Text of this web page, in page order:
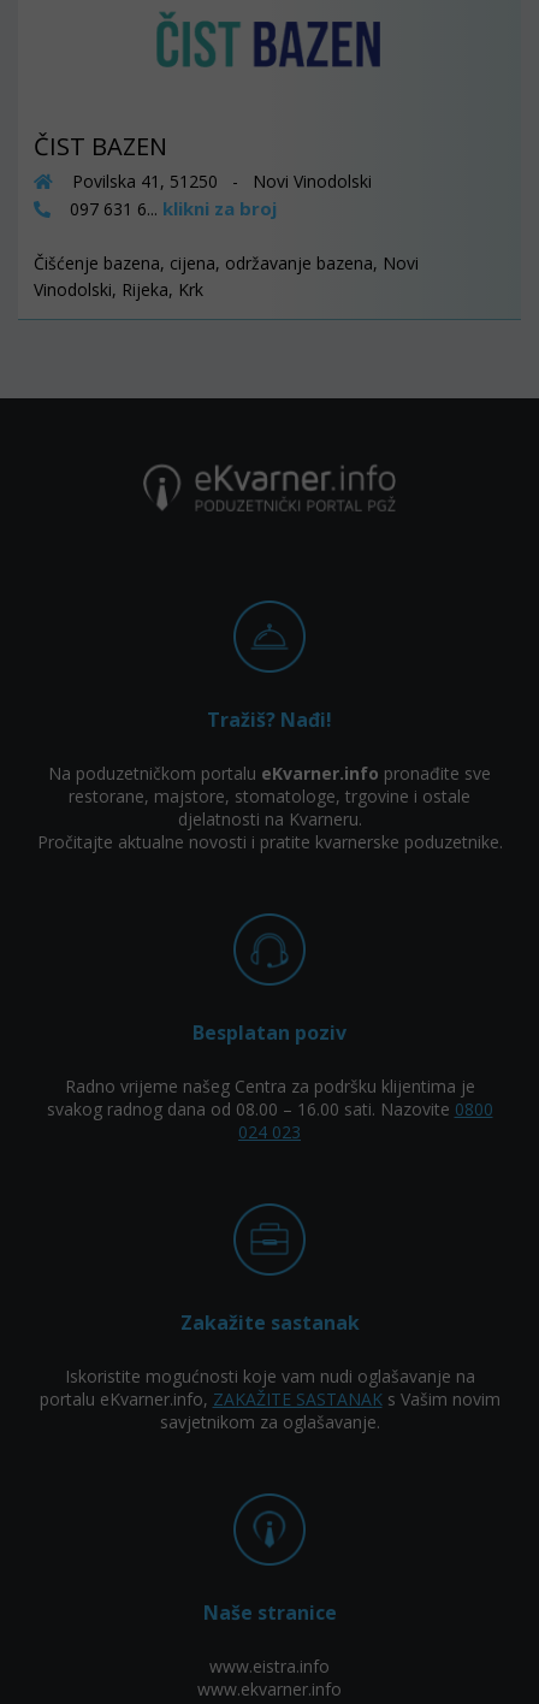
ČIST BAZEN
Povilska 41, 51250 - Novi Vinodolski
097 631 6... klikni za broj
Čišćenje bazena, cijena, održavanje bazena, Novi
Vinodolski, Rijeka, Krk
Tražiš? Nađi!
Na poduzetničkom portalu eKvarner.info pronađite sve
restorane, majstore, stomatologe, trgovine i ostale
djelatnosti na Kvarneru.
Pročitajte aktualne novosti i pratite kvarnerske poduzetnike.
Besplatan poziv
Radno vrijeme našeg Centra za podršku klijentima je
svakog radnog dana od 08.00 – 16.00 sati. Nazovite 0800
024 023
Zakažite sastanak
Iskoristite mogućnosti koje vam nudi oglašavanje na
portalu eKvarner.info, ZAKAŽITE SASTANAKs Vašim novim
savjetnikom za oglašavanje.
Naše stranice
www.eistra.info
www.ekvarner.info